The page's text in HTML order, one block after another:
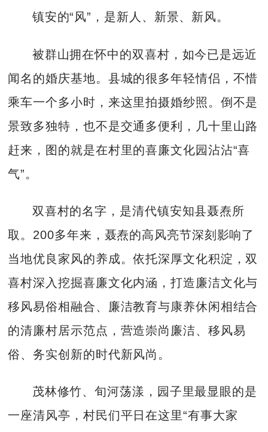
镇安的“风”，是新人、新景、新风。
被群山拥在怀中的双喜村，如今已是远近
闻名的婚庆基地。县城的很多年轻情侣，不惜
乘车一个多小时，来这里拍摄婚纱照。倒不是
景致多独特，也不是交通多便利，几十里山路
赶来，图的就是在村里的喜廉文化园沾沾“喜
气”。
双喜村的名字，是清代镇安知县聂焘所
取。200多年来，聂焘的高风亮节深刻影响了
当地优良家风的养成。依托深厚文化积淀，双
喜村深入挖掘喜廉文化内涵，打造廉洁文化与
移风易俗相融合、廉洁教育与康养休闲相结合
的清廉村居示范点，营造崇尚廉洁、移风易
俗、务实创新的时代新风尚。
茂林修竹、旬河荡漾，园子里最显眼的是
一座清风亭，村民们平日在这里“有事大家